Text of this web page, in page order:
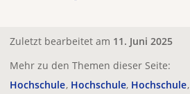
Zuletzt bearbeitet am 11. Juni 2025
Mehr zu den Themen dieser Seite:
Hochschule Hochschule Hochschule